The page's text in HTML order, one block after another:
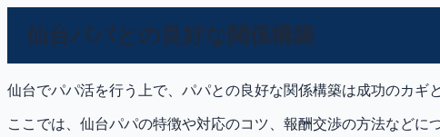
仙台パパとの良好な関係構築
仙台でパパ活を行う上で、パパとの良好な関係構築は成功のカギ
ここでは、仙台パパの特徴や対応のコツ、報酬交渉の方法などに